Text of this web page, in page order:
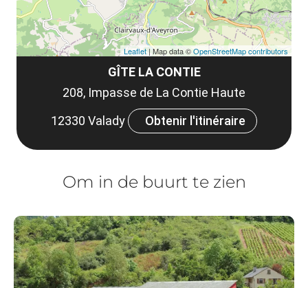
GÎTE LA CONTIE
208, Impasse de La Contie Haute
12330 Valady
Obtenir l'itinéraire
Leaflet | Map data ©OpenStreetMap contributors
Om in de buurt te zien